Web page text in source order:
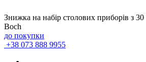
Знижка на набір столових приборів з
Boch
до покупки
+38 073 888 9955